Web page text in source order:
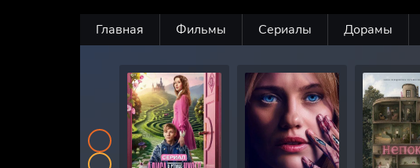
Главная Фильмы Сериалы Дорамы